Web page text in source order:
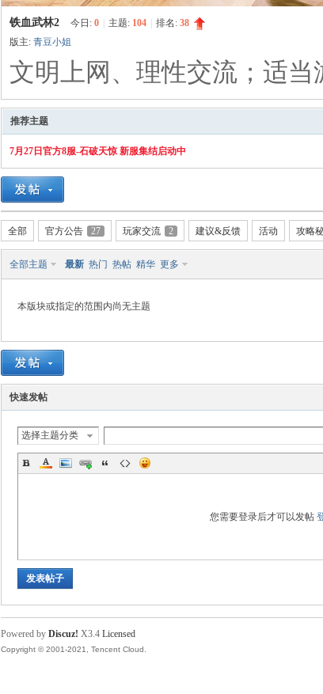
血
丹
铁血武林2 今日: 0 主题: 104 排名: 38
版主: 青豆小姐
文明上网、理性交流；适
推荐主题
7月27日官方8服-石破天惊 新服集结启动中
全部 官方公告 27 玩家交流 2 建议&反馈 活动 攻略
全部主题 最新 热门 热帖 精华 更多
本版块或指定的范围内尚无主题
快速发帖
选择主题分类
您需要登录后才可以发帖
发表帖子
Powered by Discuz! X3.4 Licensed
Copyright © 2001-2021, Tencent Cloud.